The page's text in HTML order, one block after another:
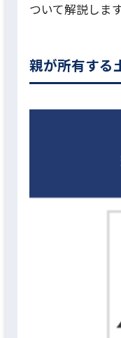
ついて解説します
親が所有する